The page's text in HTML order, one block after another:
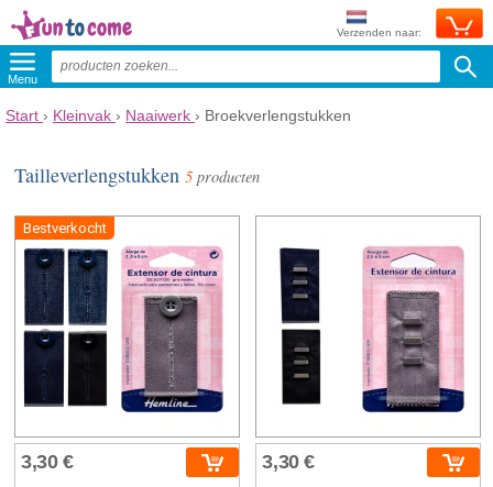
Verzenden naar:
Menu
Start › Kleinvak › Naaiwerk › Broekverlengstukken
Tailleverlengstukken5 producten
Bestverkocht
3,30 € 3,30 €